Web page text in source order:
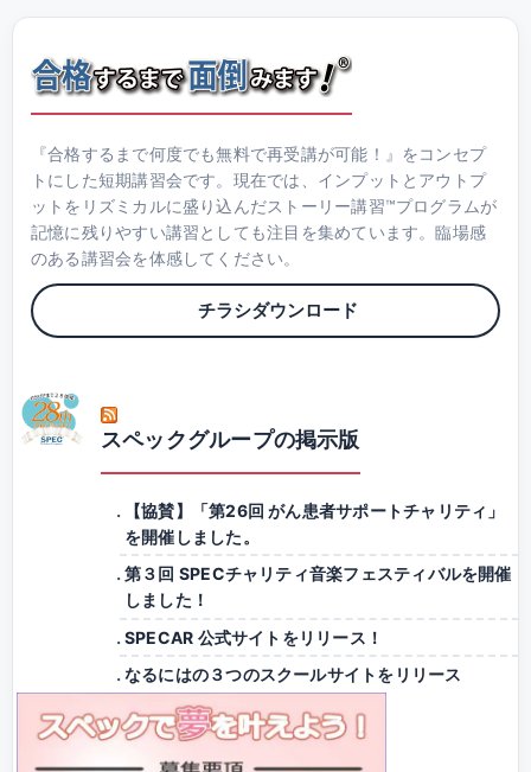
『合格するまで何度でも無料で再受講が可能！』をコンセプ
トにした短期講習会です。現在では、インプットとアウトプ
ットをリズミカルに盛り込んだストーリー講習™プログラムが
記憶に残りやすい講習としても注目を集めています。臨場感
のある講習会を体感してください。
チラシダウンロード
スペックグループの掲示版
【協賛】「第26回 がん患者サポートチャリティ」
を開催しました。
第３回 SPECチャリティ音楽フェスティバルを開催
しました！
SPECAR 公式サイトをリリース！
なるにはの３つのスクールサイトをリリース